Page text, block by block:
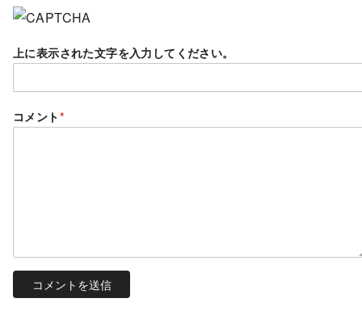
上に表示された文字を入力してください。
コメント*